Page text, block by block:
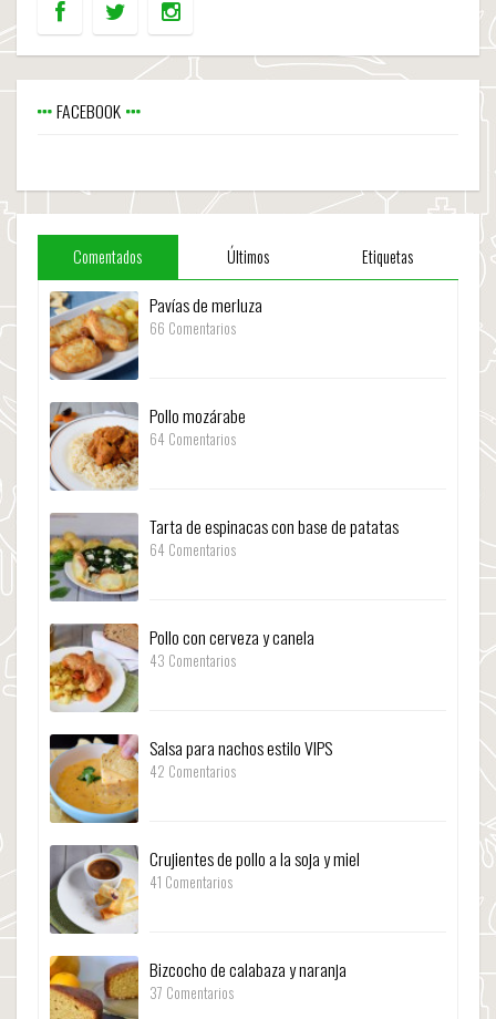
FACEBOOK
Comentados Últimos Etiquetas
Pavías de merluza
66 Comentarios
Pollo mozárabe
64 Comentarios
Tarta de espinacas con base de patatas
64 Comentarios
Pollo con cerveza y canela
43 Comentarios
Salsa para nachos estilo VIPS
42 Comentarios
Crujientes de pollo a la soja y miel
41 Comentarios
Bizcocho de calabaza y naranja
37 Comentarios